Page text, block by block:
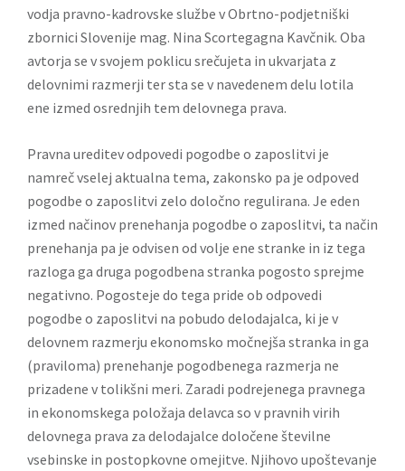
vodja pravno-kadrovske službe v Obrtno-podjetniški
zbornici Slovenije mag. Nina Scortegagna Kavčnik. Oba
avtorja se v svojem poklicu srečujeta in ukvarjata z
delovnimi razmerji ter sta se v navedenem delu lotila
ene izmed osrednjih tem delovnega prava.
Pravna ureditev odpovedi pogodbe o zaposlitvi je
namreč vselej aktualna tema, zakonsko pa je odpoved
pogodbe o zaposlitvi zelo določno regulirana. Je eden
izmed načinov prenehanja pogodbe o zaposlitvi, ta način
prenehanja pa je odvisen od volje ene stranke in iz tega
razloga ga druga pogodbena stranka pogosto sprejme
negativno. Pogosteje do tega pride ob odpovedi
pogodbe o zaposlitvi na pobudo delodajalca, ki je v
delovnem razmerju ekonomsko močnejša stranka in ga
(praviloma) prenehanje pogodbenega razmerja ne
prizadene v tolikšni meri. Zaradi podrejenega pravnega
in ekonomskega položaja delavca so v pravnih virih
delovnega prava za delodajalce določene številne
vsebinske in postopkovne omejitve. Njihovo upoštevanje